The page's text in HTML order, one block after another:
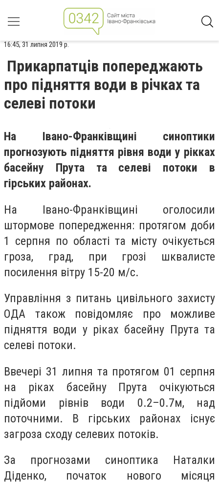
16:45, 31 липня 2019 р.
Прикарпатців попереджають
про підняття води в річках та
селеві потоки
На Івано-Франківщині синоптики
прогнозують підняття рівня води у рікках
басейну Прута та селеві потоки в
гірських районах.
На Івано-Франківщині оголосили
штормове попередження: протягом доби
1 серпня по області та місту очікується
гроза, град, при грозі шквалисте
посилення вітру 15-20 м/с.
Управління з питань цивільного захисту
ОДА також повідомляє про можливе
підняття води у ріках басейну Прута та
селеві потоки.
Ввечері 31 липня та протягом 01 серпня
на ріках басейну Прута очікуються
підйоми рівнів води 0.2–0.7м, над
поточними. В гірських районах існує
загроза сходу селевих потоків.
За прогнозами синоптика Наталки
Діденко, початок нового місяця